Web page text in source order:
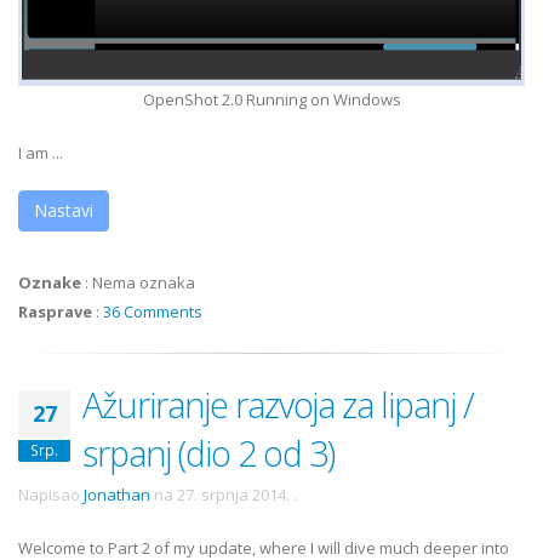
OpenShot 2.0 Running on Windows
I am ...
Nastavi
Oznake : Nema oznaka
Rasprave : 36 Comments
27
Srp.
Ažuriranje razvoja za lipanj /
srpanj (dio 2 od 3)
Napisao Jonathan na 27. srpnja 2014. .
Welcome to Part 2 of my update, where I will dive much deeper into